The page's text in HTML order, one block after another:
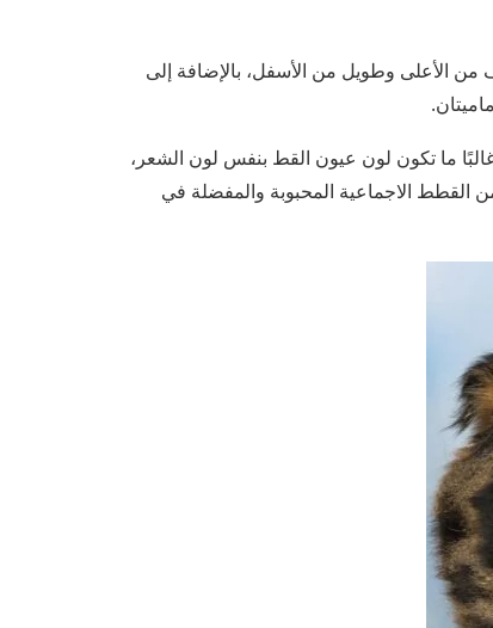
الأعلى وطويل من الأسفل، بالإضافة إلى
ما تكون لون عيون القط بنفس لون الشعر،
القطط الاجماعية المحبوبة والمفضلة في